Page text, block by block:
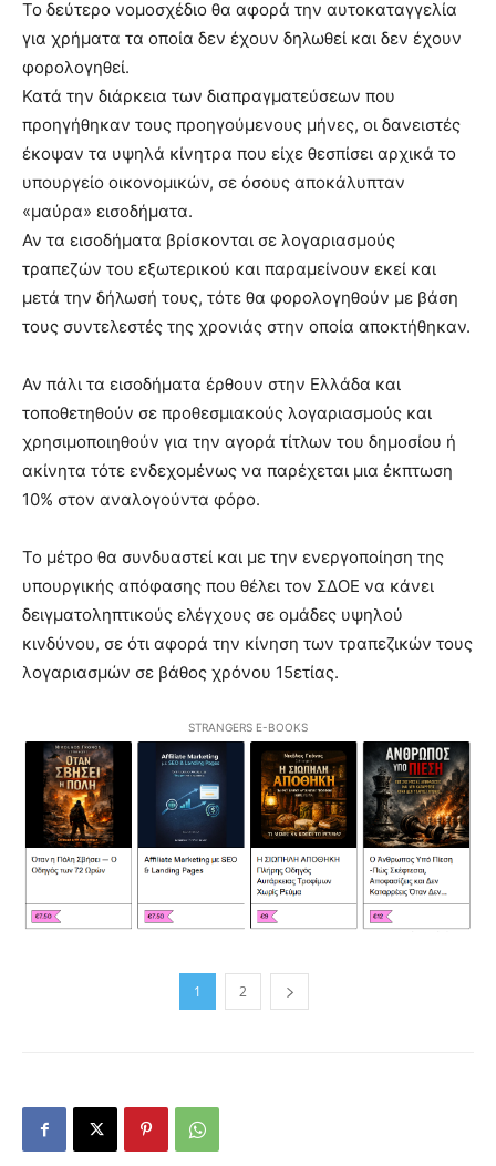
Το δεύτερο νομοσχέδιο θα αφορά την αυτοκαταγγελία
για χρήματα τα οποία δεν έχουν δηλωθεί και δεν έχουν
φορολογηθεί.
Κατά την διάρκεια των διαπραγματεύσεων που
προηγήθηκαν τους προηγούμενους μήνες, οι δανειστές
έκοψαν τα υψηλά κίνητρα που είχε θεσπίσει αρχικά το
υπουργείο οικονομικών, σε όσους αποκάλυπταν
«μαύρα» εισοδήματα.
Αν τα εισοδήματα βρίσκονται σε λογαριασμούς
τραπεζών του εξωτερικού και παραμείνουν εκεί και
μετά την δήλωσή τους, τότε θα φορολογηθούν με βάση
τους συντελεστές της χρονιάς στην οποία αποκτήθηκαν.
Αν πάλι τα εισοδήματα έρθουν στην Ελλάδα και
τοποθετηθούν σε προθεσμιακούς λογαριασμούς και
χρησιμοποιηθούν για την αγορά τίτλων του δημοσίου ή
ακίνητα τότε ενδεχομένως να παρέχεται μια έκπτωση
10% στον αναλογούντα φόρο.
Το μέτρο θα συνδυαστεί και με την ενεργοποίηση της
υπουργικής απόφασης που θέλει τον ΣΔΟΕ να κάνει
δειγματοληπτικούς ελέγχους σε ομάδες υψηλού
κινδύνου, σε ότι αφορά την κίνηση των τραπεζικών τους
λογαριασμών σε βάθος χρόνου 15ετίας.
STRANGERS E-BOOKS
1 2